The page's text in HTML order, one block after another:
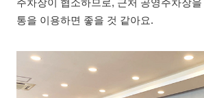
주차장이 협소하므로, 근처 공영주차장
통을 이용하면 좋을 것 같아요.